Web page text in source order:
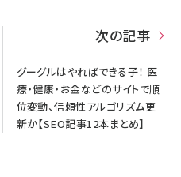
次の記事
グーグルはやればできる子！ 医
療・健康・お金などのサイトで順
位変動、信頼性アルゴリズム更
新か【SEO記事12本まとめ】